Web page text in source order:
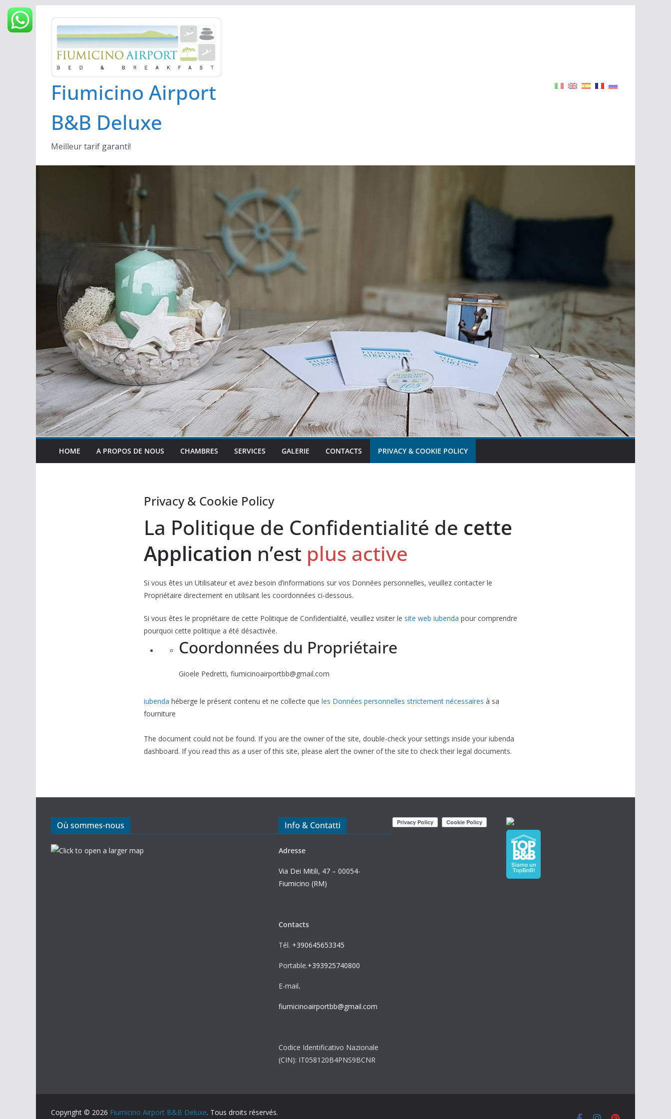
contenu
Fiumicino Airport
B&B Deluxe
Meilleur tarif garanti!
HOME A PROPOS DE NOUS CHAMBRES SERVICES GALERIE CONTACTS PRIVACY & COOKIE POLICY
Privacy & Cookie Policy
La Politique de Confidentialité de cette
Application n’est plus active
Si vous êtes un Utilisateur et avez besoin d’informations sur vos Données personnelles, veuillez contacter le
Propriétaire directement en utilisant les coordonnées ci-dessous.
Si vous êtes le propriétaire de cette Politique de Confidentialité, veuillez visiter le site web iubenda pour comprendre
pourquoi cette politique a été désactivée.
Coordonnées du Propriétaire
Gioele Pedretti, fiumicinoairportbb@gmail.com
iubenda héberge le présent contenu et ne collecte que les Données personnelles strictement nécessaires à sa
fourniture
The document could not be found. If you are the owner of the site, double-check your settings inside your iubenda
dashboard. If you read this as a user of this site, please alert the owner of the site to check their legal documents.
Où sommes-nous Info & Contatti
Adresse
Via Dei Mitili, 47 – 00054-
Fiumicino (RM)
Contacts
Tél. +390645653345
Portable.+393925740800
E-mail.
fiumicinoairportbb@gmail.com
Codice Identificativo Nazionale
(CIN): IT058120B4PNS9BCNR
Copyright © 2026 Fiumicino Airport B&B Deluxe. Tous droits réservés.